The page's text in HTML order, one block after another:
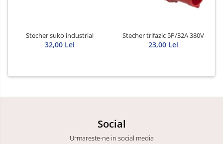
Stecher suko industrial
32,00 Lei
Stecher trifazic 5P/32A 380V
23,00 Lei
Social
Urmareste-ne in social media